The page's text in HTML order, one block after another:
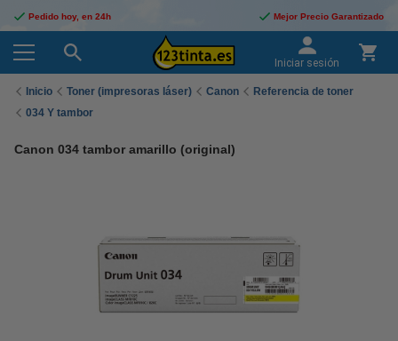
Pedido hoy, en 24h Mejor Precio Garantizado
Iniciar sesión
Inicio Toner (impresoras láser) Canon
Referencia de toner
034 Y tambor
Canon 034 tambor amarillo (original)